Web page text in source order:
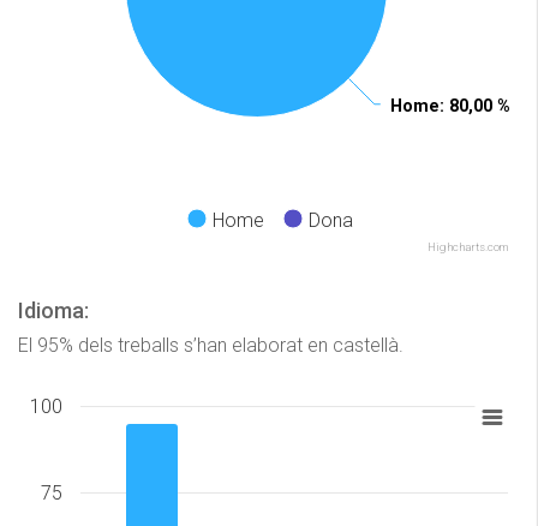
Home: 80,00 %
Home: 80,00 %
Home Dona
Highcharts.com
Idioma:
El 95% dels treballs s’han elaborat en castellà.
75
100